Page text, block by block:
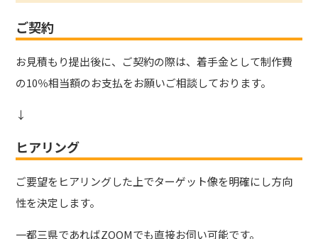
ご契約
お見積もり提出後に、ご契約の際は、着手金として制作費
の10％相当額のお支払をお願いご相談しております。
↓
ヒアリング
ご要望をヒアリングした上でターゲット像を明確にし方向
性を決定します。
一都三県であればZOOMでも直接お伺い可能です。